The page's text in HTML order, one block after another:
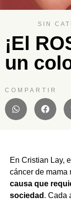
SIN
¡El
un
COMPARTIR
En Cristian Lay,
cáncer de mama
causa que
sociedad . Cada